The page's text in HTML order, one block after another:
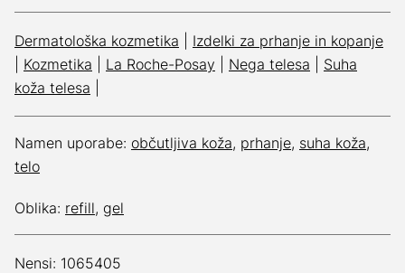
Dermatološka kozmetika
Izdelki za prhanje in kopanje
Kozmetika La Roche-Posay Nega telesa
Suha
koža telesa
Namen uporabe: občutljiva koža, prhanje, suha koža,
telo
Oblika: refill, gel
Nensi: 1065405